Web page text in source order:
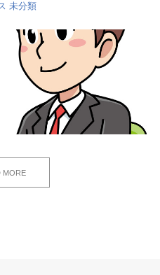
未分類
MORE